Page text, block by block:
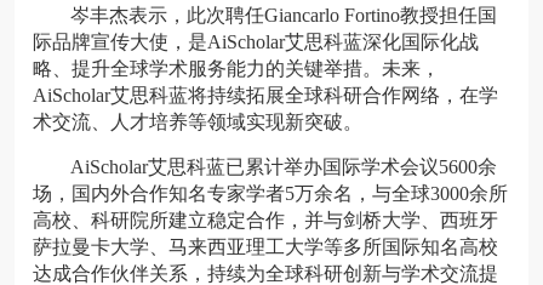
岑丰杰表示，此次聘任Giancarlo Fortino教授担任国
际品牌宣传大使，是AiScholar艾思科蓝深化国际化战
略、提升全球学术服务能力的关键举措。未来，
AiScholar艾思科蓝将持续拓展全球科研合作网络，在学
术交流、人才培养等领域实现新突破。
AiScholar艾思科蓝已累计举办国际学术会议5600余
场，国内外合作知名专家学者5万余名，与全球3000余所
高校、科研院所建立稳定合作，并与剑桥大学、西班牙
萨拉曼卡大学、马来西亚理工大学等多所国际知名高校
达成合作伙伴关系，持续为全球科研创新与学术交流提